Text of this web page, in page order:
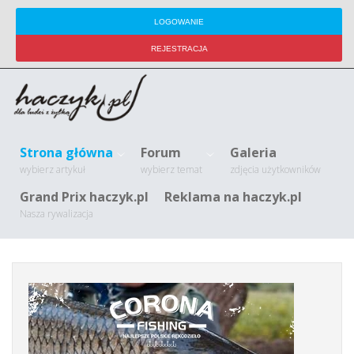
LOGOWANIE
REJESTRACJA
Strona główna
wybierz artykuł
Forum
wybierz temat
Galeria
zdjęcia użytkowników
Grand Prix haczyk.pl
Nasza rywalizacja
Reklama na haczyk.pl